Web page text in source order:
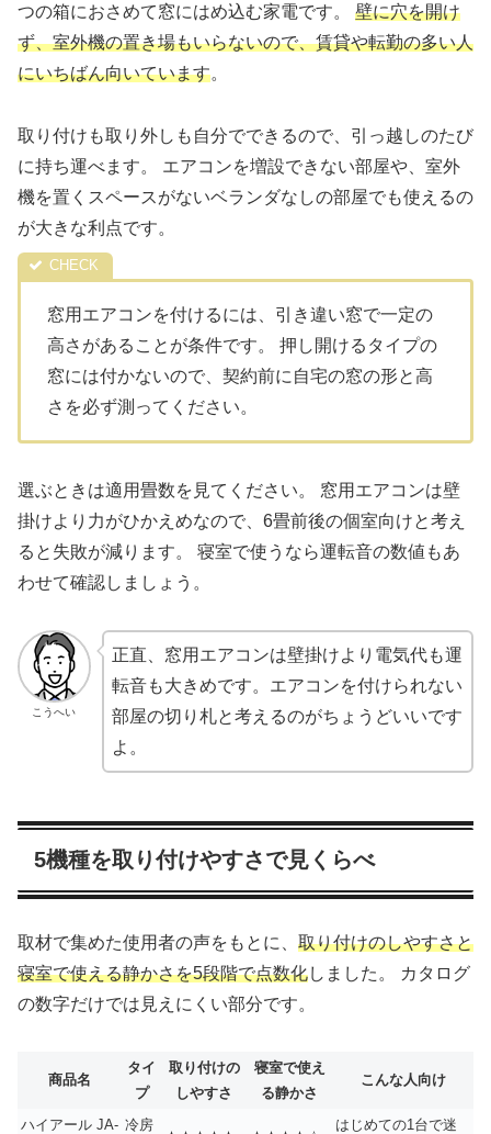
つの箱におさめて窓にはめ込む家電です。 壁に穴を開け
ず、室外機の置き場もいらないので、賃貸や転勤の多い人
にいちばん向いています。
取り付けも取り外しも自分でできるので、引っ越しのたび
に持ち運べます。 エアコンを増設できない部屋や、室外
機を置くスペースがないベランダなしの部屋でも使えるの
が大きな利点です。
窓用エアコンを付けるには、引き違い窓で一定の
高さがあることが条件です。 押し開けるタイプの
窓には付かないので、契約前に自宅の窓の形と高
さを必ず測ってください。
選ぶときは適用畳数を見てください。 窓用エアコンは壁
掛けより力がひかえめなので、6畳前後の個室向けと考え
ると失敗が減ります。 寝室で使うなら運転音の数値もあ
わせて確認しましょう。
こうへい
正直、窓用エアコンは壁掛けより電気代も運
転音も大きめです。エアコンを付けられない
部屋の切り札と考えるのがちょうどいいです
よ。
5機種を取り付けやすさで見くらべ
取材で集めた使用者の声をもとに、 取り付けのしやすさと
寝室で使える静かさを5段階で点数化しました。 カタログ
の数字だけでは見えにくい部分です。
商品名
タイ
プ
取り付けの
しやすさ
寝室で使え
る静かさ
こんな人向け
ハイアール JA- 冷房
はじめての1台で迷